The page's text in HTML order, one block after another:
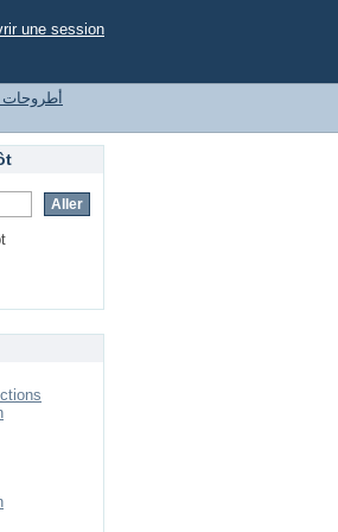
une session